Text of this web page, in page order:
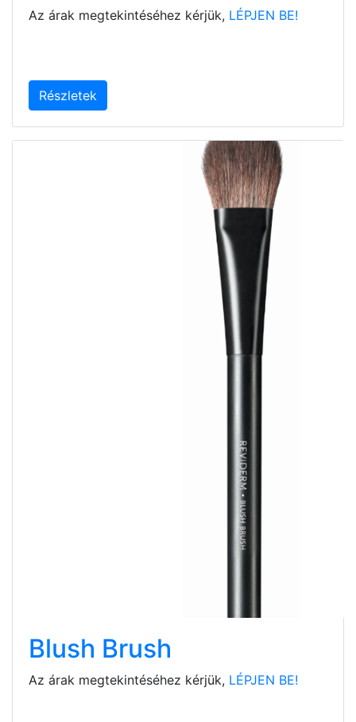
Az árak megtekintéséhez kérjük, LÉPJEN BE!
Részletek
Blush Brush
Az árak megtekintéséhez kérjük, LÉPJEN BE!